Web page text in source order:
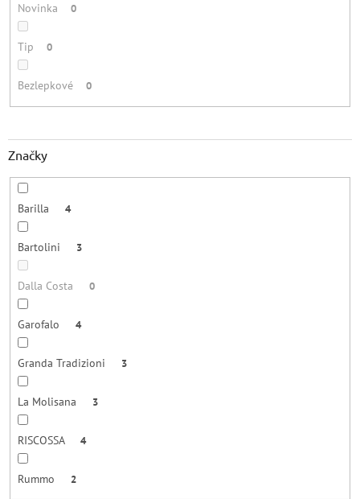
Novinka 0
Tip 0
Bezlepkové 0
Značky
Barilla 4
Bartolini 3
Dalla Costa 0
Garofalo 4
Granda Tradizioni 3
La Molisana 3
RISCOSSA 4
Rummo 2